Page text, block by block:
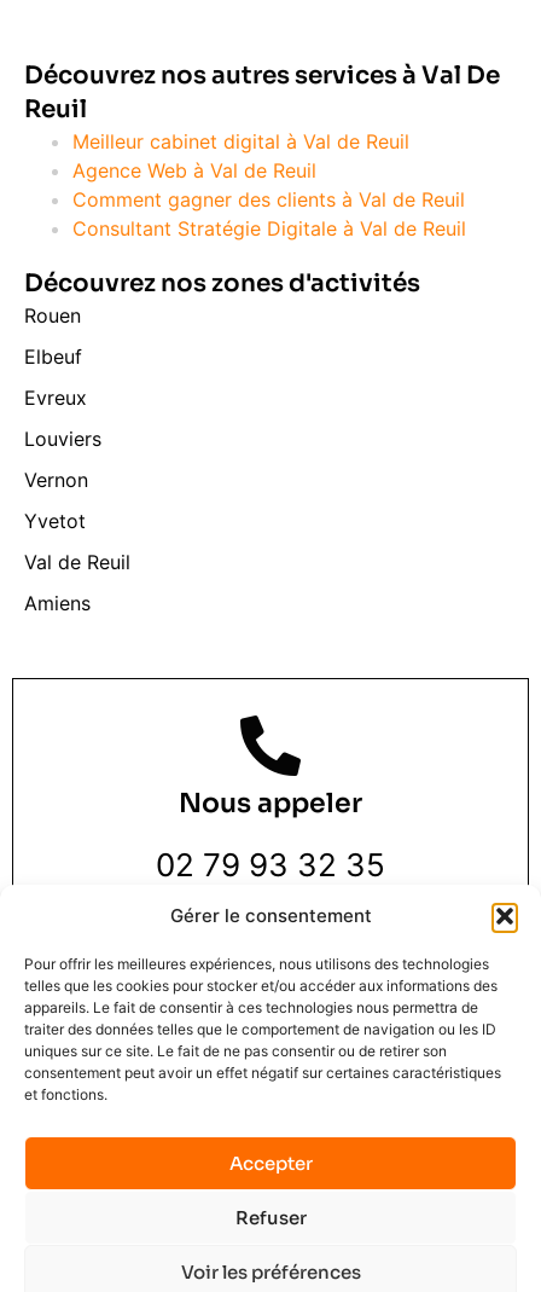
Gérer le consentement
Pour offrir les meilleures expériences, nous utilisons des technologies
telles que les cookies pour stocker et/ou accéder aux informations des
appareils. Le fait de consentir à ces technologies nous permettra de
traiter des données telles que le comportement de navigation ou les ID
uniques sur ce site. Le fait de ne pas consentir ou de retirer son
consentement peut avoir un effet négatif sur certaines caractéristiques
et fonctions.
Accepter
Refuser
Voir les préférences
Découvrez nos autres services à Val De
Reuil
Meilleur cabinet digital à Val de Reuil
Agence Web à Val de Reuil
Comment gagner des clients à Val de Reuil
Consultant Stratégie Digitale à Val de Reuil
Découvrez nos zones d'activités
Rouen
Elbeuf
Evreux
Louviers
Vernon
Yvetot
Val de Reuil
Amiens
Nous appeler
02 79 93 32 35
Nous trouver
3 Rue de la Pie 1 er étage,
76000 Rouen
No data was found
Terms of ServicePrivacy PolicyPlan du site